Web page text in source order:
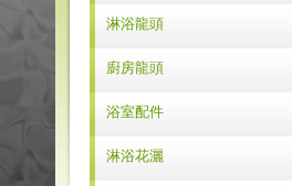
ROMAX
KLUDI
BETTOR
淋浴龍頭
KLUDI
BETTOR
廚房龍頭
KLUDI
浴室配件
Yatin
淋浴花灑